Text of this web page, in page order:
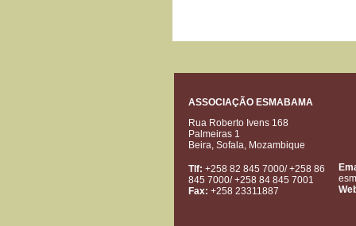
ASSOCIAÇÃO ESMABAMA
Rua Roberto Ivens 168
Palmeiras 1
Beira, Sofala, Mozambique
Tlf: +258 82 845 7000/ +258 86
845 7000/ +258 84 845 7001
Fax: +258 23311887